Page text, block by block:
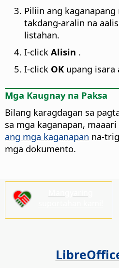
Piliin ang
takdang-aralin na
listahan.
I-click Alisin .
I-click OK upang isara
Mga Kaugnay na Paksa
Bilang karagdagan sa
sa mga kaganapan, maaari
ang mga kaganapan na-
mga dokumento.